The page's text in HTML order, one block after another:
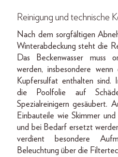
Reinigung und technische
Nach dem sorgfältigen
Winterabdeckung steht die
Das Beckenwasser muss
werden, insbesondere
Kupfersulfat enthalten sind.
die Poolfolie auf
Spezialreinigern gesäubert.
Einbauteile wie Skimmer
und bei Bedarf ersetzt
verdient besondere
Beleuchtung über die